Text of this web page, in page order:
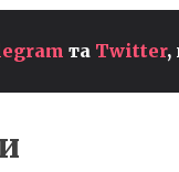
та Twitter,
GTA 6: